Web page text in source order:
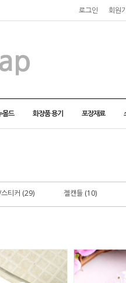
로그인 회원
몰드 화장품 용기 포장재료
티커 (29) 젤캔들 (10)